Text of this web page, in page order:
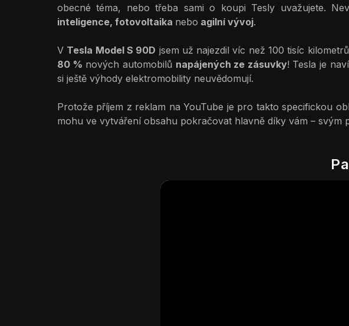
obecné téma, nebo třeba sami o koupi Tesly uvažujete.
inteligence, fotovoltaika nebo agilní vývoj.
V Tesla Model S 90D jsem už najezdil víc než 100 tisíc
80 % nových automobilů napájených ze zásuvky! Tesla je
si ještě výhody elektromobility neuvědomují.
Protože příjem z reklam na YouTube je pro takto specifickou
mohu ve vytváření obsahu pokračovat hlavně díky vám – svým